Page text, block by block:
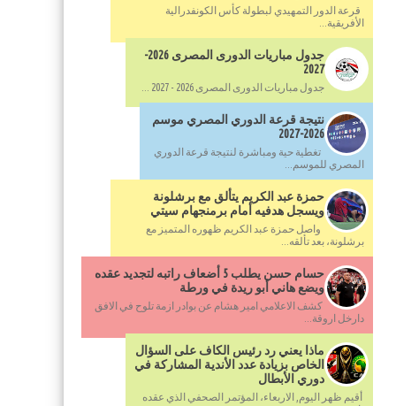
قرعة الدور التمهيدي لبطولة كأس الكونفدرالية
الأفريقية...
جدول مباريات الدورى المصرى 2026-
2027
جدول مباريات الدورى المصرى 2026 - 2027 ...
نتيجة قرعة الدوري المصري موسم
2026-2027
تغطية حية ومباشرة لنتيجة قرعة الدوري
المصري للموسم...
حمزة عبد الكريم يتألق مع برشلونة
ويسجل هدفيه أمام برمنجهام سيتي
واصل حمزة عبد الكريم ظهوره المتميز مع
برشلونة، بعد تألقه...
حسام حسن يطلب 5 أضعاف راتبه لتجديد عقده
ويضع هاني أبو ريدة في ورطة
كشف الاعلامي امير هشام عن بوادر ازمة تلوح في الافق
دارخل اروقة...
ماذا يعني رد رئيس الكاف على السؤال
الخاص بزيادة عدد الأندية المشاركة في
دوري الأبطال
أقيم ظهر اليوم, الاربعاء، المؤتمر الصحفي الذي عقده